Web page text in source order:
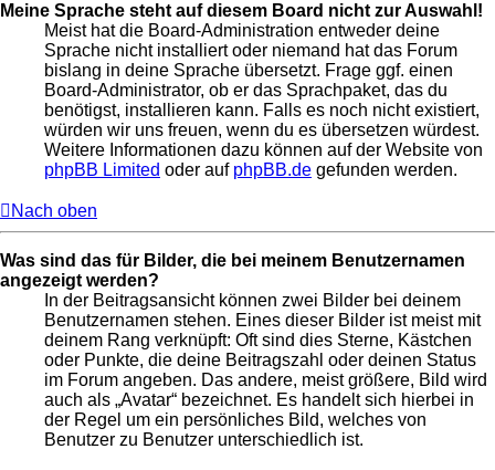
Meine Sprache steht auf diesem Board nicht zur Auswahl!
Meist hat die Board-Administration entweder deine
Sprache nicht installiert oder niemand hat das Forum
bislang in deine Sprache übersetzt. Frage ggf. einen
Board-Administrator, ob er das Sprachpaket, das du
benötigst, installieren kann. Falls es noch nicht existiert,
würden wir uns freuen, wenn du es übersetzen würdest.
Weitere Informationen dazu können auf der Website von
phpBB Limited oder auf phpBB.de gefunden werden.
Nach oben
Was sind das für Bilder, die bei meinem Benutzernamen
angezeigt werden?
In der Beitragsansicht können zwei Bilder bei deinem
Benutzernamen stehen. Eines dieser Bilder ist meist mit
deinem Rang verknüpft: Oft sind dies Sterne, Kästchen
oder Punkte, die deine Beitragszahl oder deinen Status
im Forum angeben. Das andere, meist größere, Bild wird
auch als „Avatar“ bezeichnet. Es handelt sich hierbei in
der Regel um ein persönliches Bild, welches von
Benutzer zu Benutzer unterschiedlich ist.